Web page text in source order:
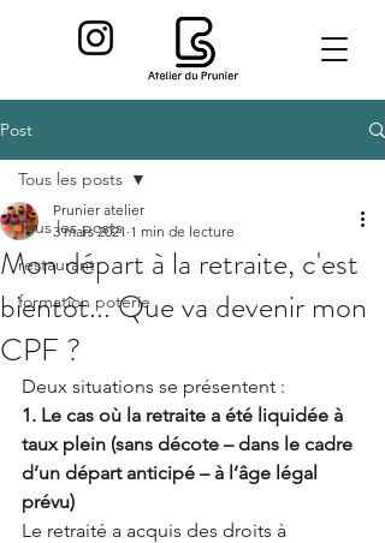
Post
Tous les posts
restaurant
formation poterie
Tous les posts
Mon départ à la retraite, c'est
bientôt... Que va devenir mon
CPF ?
Prunier atelier
3 mars 2021 1 min de lecture
Deux situations se présentent :
1. Le cas où la retraite a été liquidée à
taux plein (sans décote – dans le cadre
d’un départ anticipé – à l’âge légal
prévu)
Le retraité a acquis des droits à